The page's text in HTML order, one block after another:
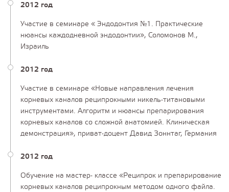
2012 год
Участие в семинаре « Эндодонтия №1. Практические
нюансы каждодневной эндодонтии», Соломонов М.,
Израиль
2012 год
Участие в семинаре «Новые направления лечения
корневых каналов реципрокными никель-титановыми
инструментами. Алгоритм и нюансы препарирования
корневых каналов со сложной анатомией. Клиническая
демонстрация», приват-доцент Давид Зоннтаг, Германия
2012 год
Обучение на мастер- классе «Реципрок и препарирование
корневых каналов реципрокным методом одного файла.